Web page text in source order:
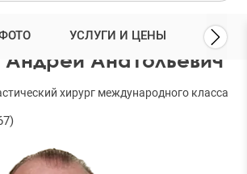
хирурги Михайлов Андрей
Анатольевич
хирург международного класса
УСЛУГИ И ЦЕНЫ